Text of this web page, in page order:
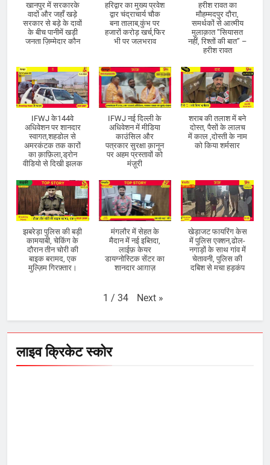
खानपुर में सरकारके
वादों और जहाँ खड़े
सरकार से बड़े के दावों
के बीच पानीमें खड़ी
जनता ज़िम्मेदार कौन
हरिद्वार का मुख्य प्रवेश
द्वार चंद्राचार्य चौक
बना तालाब,कुंभ पर
हजारों करोड़ खर्च,फिर
भी पर जलभराव
हरीश रावत का
मौहम्मदपुर दौरा,
समर्थकों से आत्मीय
मुलाक़ात “सियासत
नहीं, रिश्तों की बात” –
हरीश रावत
IFWJ के144वे
अधिवेशन पर शानदार
स्वागत,शहडोल से
अमरकंटक तक कारों
का क़ाफ़िला,ड्रोन
वीडियो से दिखी झलक
IFWJ नई दिल्ली के
अधिवेशन में मीडिया
काउंसिल और
पत्रकार सुरक्षा क़ानून
पर अहम प्रस्तावों को
मंज़ूरी
शराब की तलाश में बने
दोस्त, पैसों के लालच
में कत्ल ,दोस्ती के नाम
को किया शर्मसार
झबरेड़ा पुलिस की बड़ी
कामयाबी, चेकिंग के
दौरान तीन चोरी की
बाइक बरामद, एक
मुल्ज़िम गिरफ़्तार।
मंगलौर में सेहत के
मैदान में नई इब्तिदा,
लाईफ़ केयर
डायग्नोस्टिक सेंटर का
शानदार आग़ाज़
खेड़ाजट फायरिंग केस
में पुलिस एक्शन,ढोल-
नगाड़ों के साथ गांव में
चेतावनी, पुलिस की
दबिश से मचा हड़कंप
1 / 34 Next »
लाइव क्रिकेट स्कोर